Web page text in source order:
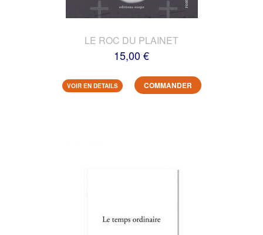
LE ROC DU PLAINET
15,00 €
VOIR EN DETAILS COMMANDER